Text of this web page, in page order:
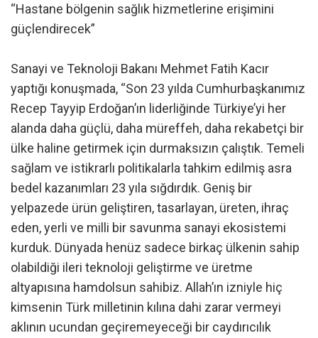
“Hastane bölgenin sağlık hizmetlerine erişimini
güçlendirecek”
Sanayi ve Teknoloji Bakanı Mehmet Fatih Kacır
yaptığı konuşmada, “Son 23 yılda Cumhurbaşkanımız
Recep Tayyip Erdoğan’ın liderliğinde Türkiye’yi her
alanda daha güçlü, daha müreffeh, daha rekabetçi bir
ülke haline getirmek için durmaksızın çalıştık. Temeli
sağlam ve istikrarlı politikalarla tahkim edilmiş asra
bedel kazanımları 23 yıla sığdırdık. Geniş bir
yelpazede ürün geliştiren, tasarlayan, üreten, ihraç
eden, yerli ve milli bir savunma sanayi ekosistemi
kurduk. Dünyada henüz sadece birkaç ülkenin sahip
olabildiği ileri teknoloji geliştirme ve üretme
altyapısına hamdolsun sahibiz. Allah’ın izniyle hiç
kimsenin Türk milletinin kılına dahi zarar vermeyi
aklının ucundan geçiremeyeceği bir caydırıcılık